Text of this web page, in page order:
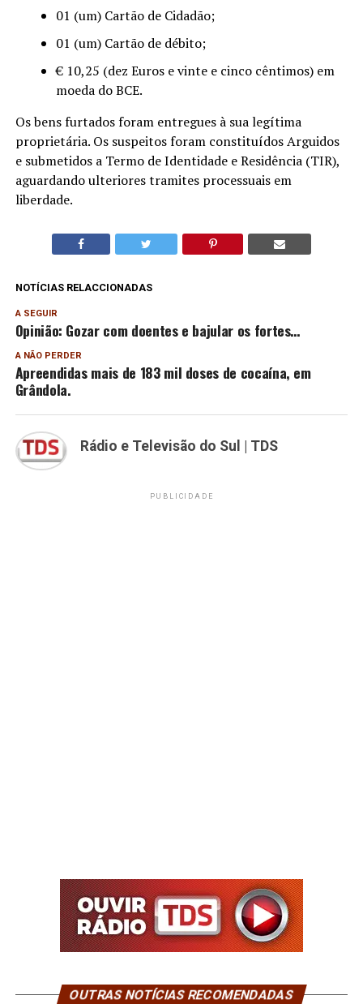
01 (um) Cartão de Cidadão;
01 (um) Cartão de débito;
€ 10,25 (dez Euros e vinte e cinco cêntimos) em
moeda do BCE.
Os bens furtados foram entregues à sua legítima
proprietária. Os suspeitos foram constituídos Arguidos
e submetidos a Termo de Identidade e Residência (TIR),
aguardando ulteriores tramites processuais em
liberdade.
NOTÍCIAS RELACCIONADAS
A SEGUIR
Opinião: Gozar com doentes e bajular os fortes…
A NÃO PERDER
Apreendidas mais de 183 mil doses de cocaína, em
Grândola.
Rádio e Televisão do Sul | TDS
PUBLICIDADE
OUTRAS NOTÍCIAS RECOMENDADAS